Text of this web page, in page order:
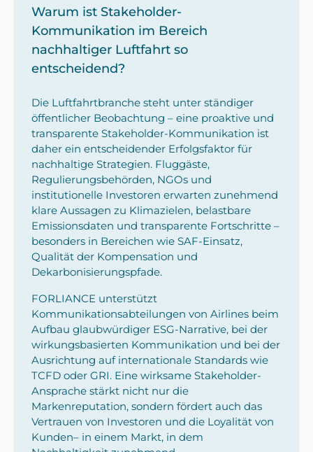
Warum ist Stakeholder-
Kommunikation im Bereich
nachhaltiger Luftfahrt so
entscheidend?
Die Luftfahrtbranche steht unter ständiger
öffentlicher Beobachtung – eine proaktive und
transparente Stakeholder-Kommunikation ist
daher ein entscheidender Erfolgsfaktor für
nachhaltige Strategien. Fluggäste,
Regulierungsbehörden, NGOs und
institutionelle Investoren erwarten zunehmend
klare Aussagen zu Klimazielen, belastbare
Emissionsdaten und transparente Fortschritte –
besonders in Bereichen wie SAF-Einsatz,
Qualität der Kompensation und
Dekarbonisierungspfade.
FORLIANCE unterstützt
Kommunikationsabteilungen von Airlines beim
Aufbau glaubwürdiger ESG-Narrative, bei der
wirkungsbasierten Kommunikation und bei der
Ausrichtung auf internationale Standards wie
TCFD oder GRI. Eine wirksame Stakeholder-
Ansprache stärkt nicht nur die
Markenreputation, sondern fördert auch das
Vertrauen von Investoren und die Loyalität von
Kunden– in einem Markt, in dem